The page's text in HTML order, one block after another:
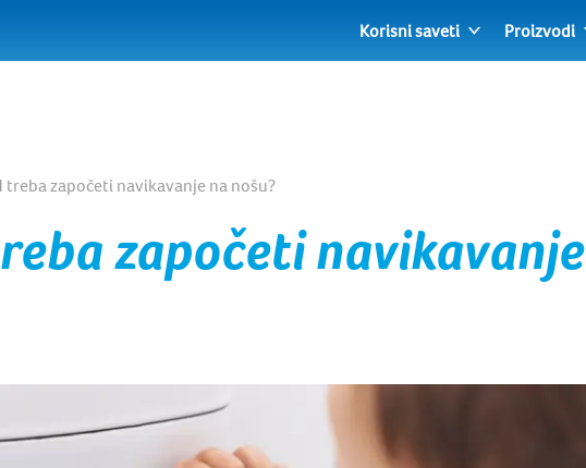
Korisni saveti Proizvodi
treba započeti navikavanje na nošu?
započeti navikavanje